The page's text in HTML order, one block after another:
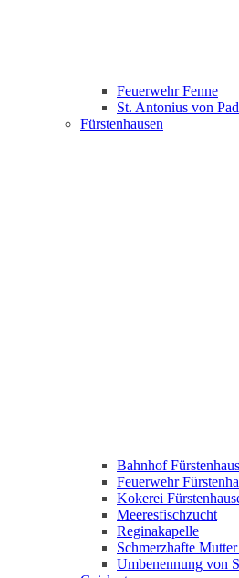
Feuerwehr Fenne
St. Antonius von
Fürstenhausen
Bahnhof
Feuerwehr
Kokerei
Meeresfischzucht
Reginakapelle
Schmerzhafte
Umbenennung von